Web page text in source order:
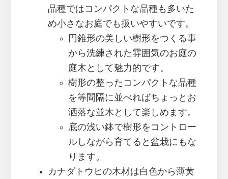
品種ではコンパクトな品種も多いた
め小さなお庭でも扱いやすいです。
円錐形の美しい樹形をつくる事
から洗練された雰囲気のお庭の
庭木として魅力的です。
樹形の整ったコンパクトな品種
を等間隔に並べればちょっとお
洒落な並木として楽しめます。
底の浅い鉢で樹形をコントロー
ルしながら育てると盆栽にもな
ります。
カナダトウヒの木材は白色から薄黄